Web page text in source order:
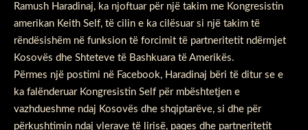
Ramush Haradinaj, ka njoftuar për një takim me Kongresistin
amerikan Keith Self, të cilin e ka cilësuar si një takim të
rëndësishëm në funksion të forcimit të partneritetit ndërmjet
Kosovës dhe Shteteve të Bashkuara të Amerikës.
Përmes një postimi në Facebook, Haradinaj bëri të ditur se e
ka falënderuar Kongresistin Self për mbështetjen e
vazhdueshme ndaj Kosovës dhe shqiptarëve, si dhe për
përkushtimin ndaj vlerave të lirisë, paqes dhe partneritetit